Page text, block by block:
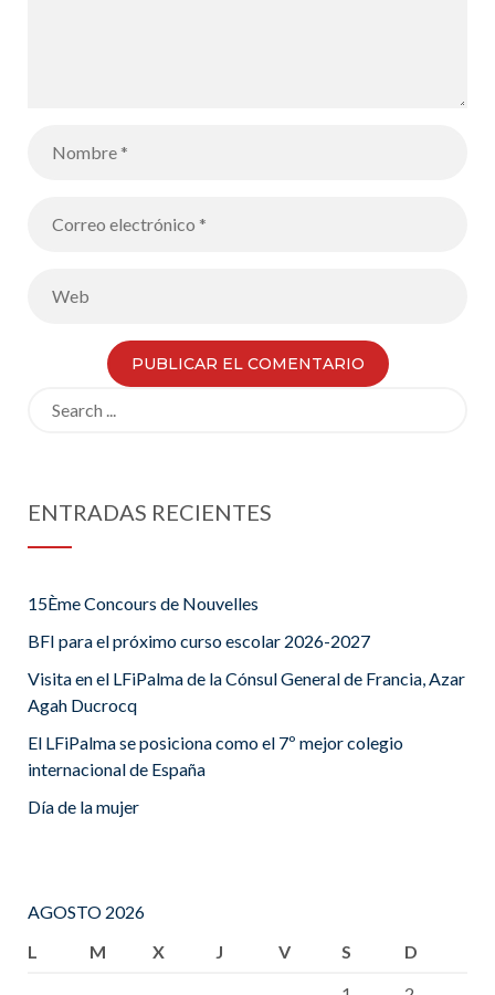
ENTRADAS RECIENTES
15Ème Concours de Nouvelles
BFI para el próximo curso escolar 2026-2027
Visita en el LFiPalma de la Cónsul General de Francia, Azar
Agah Ducrocq
El LFiPalma se posiciona como el 7º mejor colegio
internacional de España
Día de la mujer
AGOSTO 2026
L
M X J V S
D